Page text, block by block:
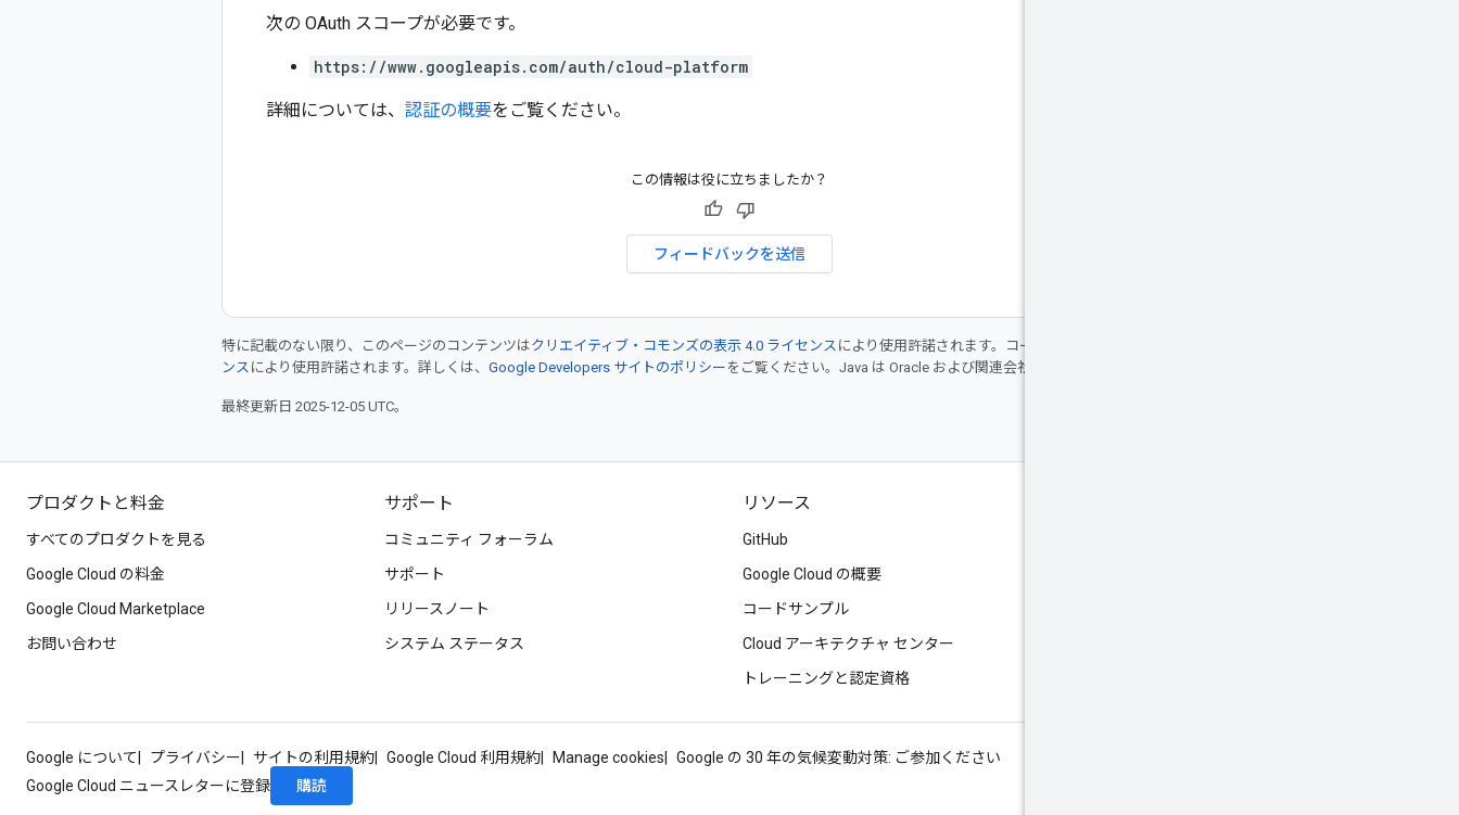
次の OAuth スコープが必要です。
https://www.googleapis.com/auth/cloud-platform
詳細については、 認証の概要をご覧ください。
この情報は役に立ちましたか？
フィードバックを送信
特に記載のない限り、このページのコンテンツはクリエイティブ・コモンズの表示 4.0 ライセンス により使用許諾されます。コードサンプルは
ンス により使用許諾されます。詳しくは、 Google Developers サイトのポリシー をご覧ください。Java は Oracle および関連会社の登録商標です。
最終更新日 2025-12-05 UTC。
プロダクトと料金
すべてのプロダクトを見る
Google Cloud の料金
Google Cloud Marketplace
お問い合わせ
サポート
コミュニティ フォーラム
サポート
リリースノート
システム ステータス
リソース
GitHub
Google Cloud の概要
コードサンプル
Cloud アーキテクチャ センター
トレーニングと認定資格
Google について プライバシー サイトの利用規約 Google Cloud 利用規約 Manage cookies
Google の 30 年の気候変動対策: ご参加ください
Google Cloud ニュースレターに登録
購読